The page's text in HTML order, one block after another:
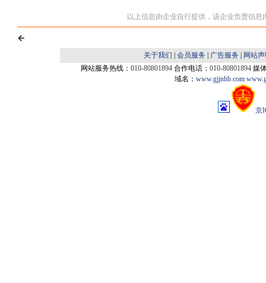
以上信息由企业自行提供，该企业负责信
关于我们 会员服务 广告服务
网站
网站服务热线： 010-80801894 合作电话： 010-80801894 媒
域名： www.gjjnhb.com
京